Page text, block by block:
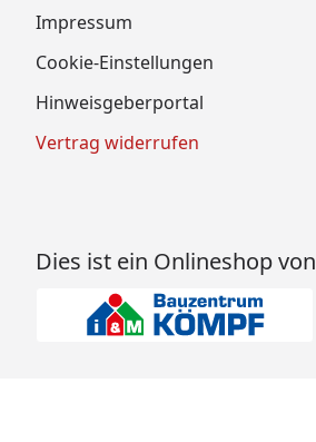
Impressum
Cookie-Einstellungen
Hinweisgeberportal
Vertrag widerrufen
Dies ist ein Onlineshop von